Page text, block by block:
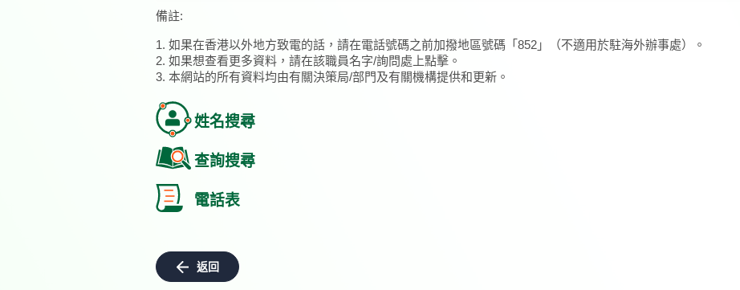
備註:
1. 如果在香港以外地方致電的話，請在電話號碼之前加撥地區號碼「852」（不適用於駐海外辦事處）。
2. 如果想查看更多資料，請在該職員名字/詢問處上點擊。
3. 本網站的所有資料均由有關決策局/部門及有關機構提供和更新。
姓名搜尋
查詢搜尋
電話表
返回